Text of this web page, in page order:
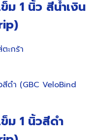
ม 1 นิ้ว สีน้ำเงิน
ะกร้า
ม 1 นิ้วสีดำ